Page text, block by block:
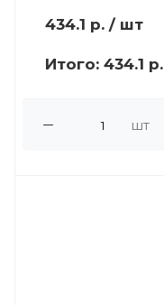
434.1 р. / шт
Итого: 434.1 р.
шт